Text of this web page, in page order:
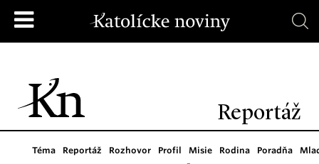
Reportáž
Téma Reportáž Rozhovor Profil Misie Rodina Poradňa